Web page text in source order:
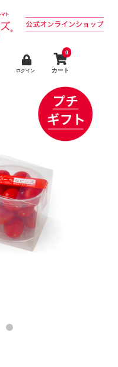
ログイン
0
カート